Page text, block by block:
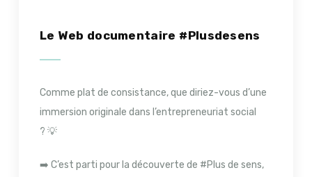
Le Web documentaire #Plusdesens
Comme plat de consistance, que diriez-vous d’une
immersion originale dans l’entrepreneuriat social
? 💡
➡️ C’est parti pour la découverte de #Plus de sens,